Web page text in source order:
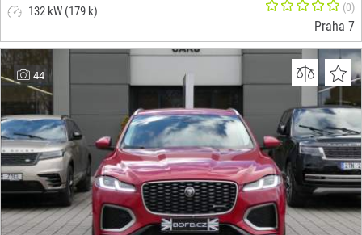
132 kW (179 k)
(0)
Praha 7
44